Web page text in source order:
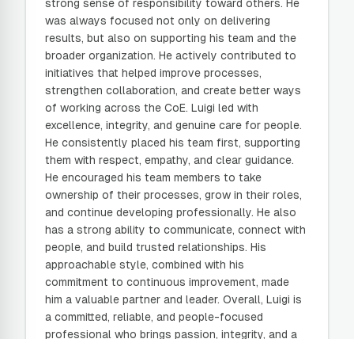
strong sense of responsibility toward others. He
was always focused not only on delivering
results, but also on supporting his team and the
broader organization. He actively contributed to
initiatives that helped improve processes,
strengthen collaboration, and create better ways
of working across the CoE. Luigi led with
excellence, integrity, and genuine care for people.
He consistently placed his team first, supporting
them with respect, empathy, and clear guidance.
He encouraged his team members to take
ownership of their processes, grow in their roles,
and continue developing professionally. He also
has a strong ability to communicate, connect with
people, and build trusted relationships. His
approachable style, combined with his
commitment to continuous improvement, made
him a valuable partner and leader. Overall, Luigi is
a committed, reliable, and people-focused
professional who brings passion, integrity, and a